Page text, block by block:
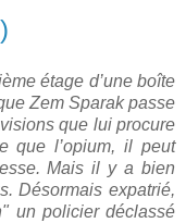
étage d’une boîte
Zem Sparak passe
que lui procure
que l’opium, il peut
Mais il y a bien
Désormais expatrié,
un policier déclassé